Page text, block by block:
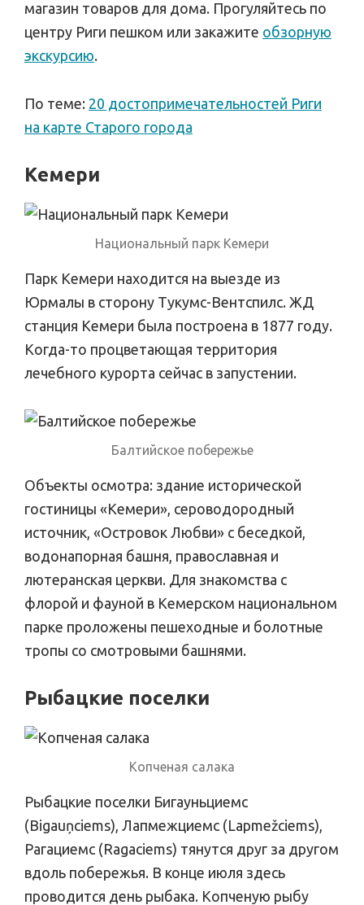
магазин товаров для дома. Прогуляйтесь по
центру Риги пешком или закажите обзорную
экскурсию.
По теме: 20 достопримечательностей Риги
на карте Старого города
Кемери
Национальный парк Кемери
Парк Кемери находится на выезде из
Юрмалы в сторону Тукумс-Вентспилс. ЖД
станция Кемери была построена в 1877 году.
Когда-то процветающая территория
лечебного курорта сейчас в запустении.
Балтийское побережье
Объекты осмотра: здание исторической
гостиницы «Кемери», сероводородный
источник, «Островок Любви» с беседкой,
водонапорная башня, православная и
лютеранская церкви. Для знакомства с
флорой и фауной в Кемерском национальном
парке проложены пешеходные и болотные
тропы со смотровыми башнями.
Рыбацкие поселки
Копченая салака
Рыбацкие поселки Бигауньциемс
(Bigauņciems), Лапмежциемс (Lapmežciems),
Рагациемс (Ragaciems) тянутся друг за другом
вдоль побережья. В конце июля здесь
проводится день рыбака. Копченую рыбу